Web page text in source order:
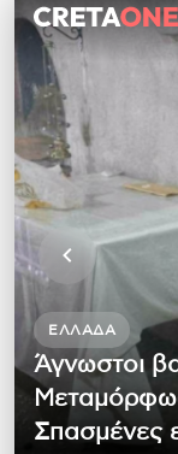
ΕΛΛΆΔΑ
Άγνωστοι
Σπασμένες